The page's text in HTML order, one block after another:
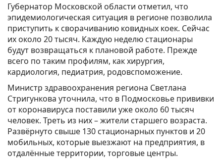
Губернатор Московской области отметил, что
эпидемиологическая ситуация в регионе позволила
приступить к сворачиванию ковидных коек. Сейчас
их около 20 тысяч. Каждую неделю стационары
будут возвращаться к плановой работе. Прежде
всего по таким профилям, как хирургия,
кардиология, педиатрия, родовспоможение.
Министр здравоохранения региона Светлана
Стригункова уточнила, что в Подмосковье прививки
от коронавируса поставили уже около 60 тысяч
человек. Треть из них – жители старшего возраста.
Развёрнуто свыше 130 стационарных пунктов и 20
мобильных, которые выезжают на предприятия, в
отдалённые территории, торговые центры.